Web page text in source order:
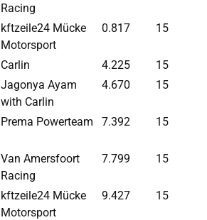
Racing
kftzeile24 Mücke
Motorsport
0.817 15
Carlin 4.225
15
Jagonya Ayam
with Carlin
4.670 15
Prema Powerteam 7.392 15
Van Amersfoort
Racing
7.799 15
kftzeile24 Mücke
Motorsport
9.427 15